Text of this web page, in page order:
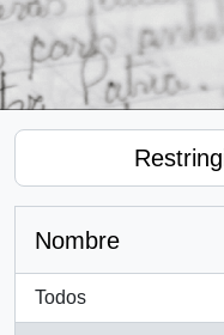
Nombre
Todos